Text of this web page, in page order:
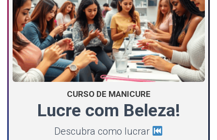
CURSO DE MANICURE
Lucre com Beleza!
Descubra como lucrar